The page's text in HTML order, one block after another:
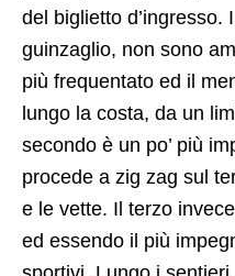
del biglietto d’ingresso.
guinzaglio, non sono
più frequentato ed il
lungo la costa, da un
secondo è un po’ più
procede a zig zag sul
e le vette. Il terzo
ed essendo il più